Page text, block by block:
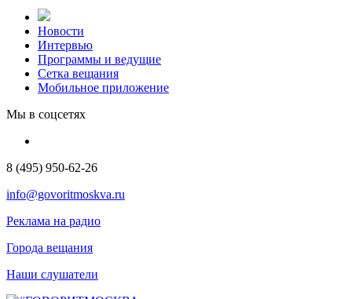
Новости
Интервью
Программы и ведущие
Сетка вещания
Мобильное приложение
Мы в соцсетях
8 (495) 950-62-26
info@govoritmoskva.ru
Реклама на радио
Города вещания
Наши слушатели